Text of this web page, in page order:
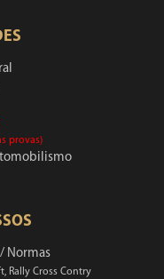
provas)
Normas
Rally Cross Contry